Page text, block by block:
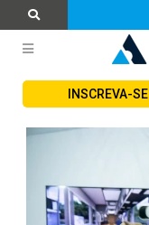
INSCREVA-SE